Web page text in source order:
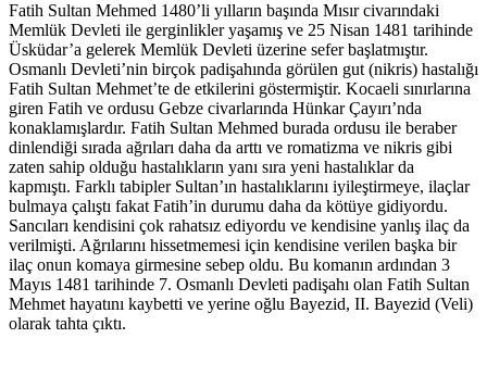
Fatih Sultan Mehmed 1480’li yılların başında Mısır civarındaki
Memlük Devleti ile gerginlikler yaşamış ve 25 Nisan 1481 tarihinde
Üsküdar’a gelerek Memlük Devleti üzerine sefer başlatmıştır.
Osmanlı Devleti’nin birçok padişahında görülen gut (nikris) hastalığı
Fatih Sultan Mehmet’te de etkilerini göstermiştir. Kocaeli sınırlarına
giren Fatih ve ordusu Gebze civarlarında Hünkar Çayırı’nda
konaklamışlardır. Fatih Sultan Mehmed burada ordusu ile beraber
dinlendiği sırada ağrıları daha da arttı ve romatizma ve nikris gibi
zaten sahip olduğu hastalıkların yanı sıra yeni hastalıklar da
kapmıştı. Farklı tabipler Sultan’ın hastalıklarını iyileştirmeye, ilaçlar
bulmaya çalıştı fakat Fatih’in durumu daha da kötüye gidiyordu.
Sancıları kendisini çok rahatsız ediyordu ve kendisine yanlış ilaç da
verilmişti. Ağrılarını hissetmemesi için kendisine verilen başka bir
ilaç onun komaya girmesine sebep oldu. Bu komanın ardından 3
Mayıs 1481 tarihinde 7. Osmanlı Devleti padişahı olan Fatih Sultan
Mehmet hayatını kaybetti ve yerine oğlu Bayezid, II. Bayezid (Veli)
olarak tahta çıktı.